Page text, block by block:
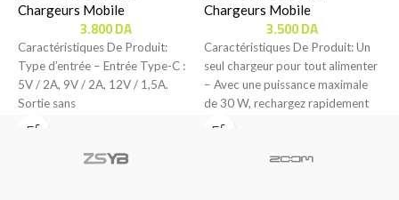
Chargeurs Mobile
3.800DA
Caractéristiques De Produit:
Type d’entrée – Entrée Type-C :
5V / 2A, 9V / 2A, 12V / 1,5A.
Sortie sans
Chargeurs Mobile
3.500DA
Caractéristiques De Produit: Un
seul chargeur pour tout alimenter
– Avec une puissance maximale
de 30 W, rechargez rapidement
tous